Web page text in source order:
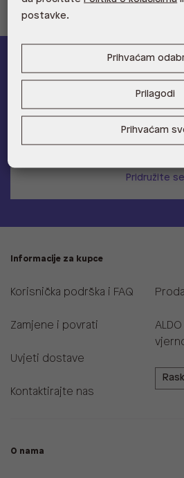
ALDO A-
Učlani se u ALDO A-list program
na novu
Provjerite naše
Pridružite se
Informacije za kupce
Korisnička podrška i FAQ
Zamjene i povrati
Uvjeti dostave
Kontaktirajte nas
O nama
postavke.
Prihvaćam
Prilagodi
Prihvaćam